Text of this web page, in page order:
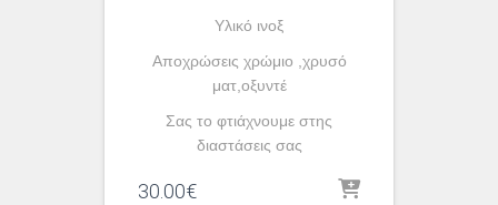
Yλικό ινοξ
Αποχρώσεις χρώμιο ,χρυσό
ματ,οξυντέ
Σας το φτιάχνουμε στης
διαστάσεις σας
30.00€